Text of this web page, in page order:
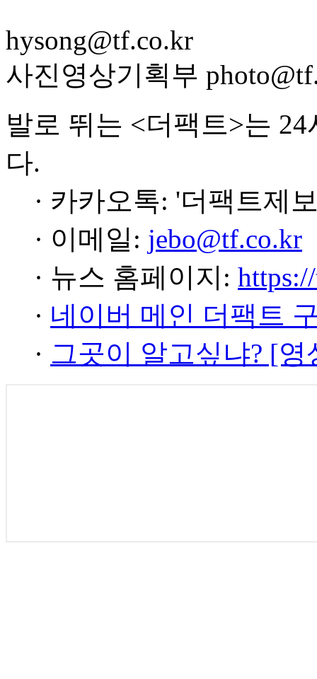
hysong@tf.co.kr
사진영상기획부
발로 뛰는 <더팩트>는
다.
· 카카오톡: '더팩트제
· 이메일: jebo@tf.co.kr
· 뉴스 홈페이지:
· 네이버 메인 더팩트
· 그곳이 알고싶냐? [